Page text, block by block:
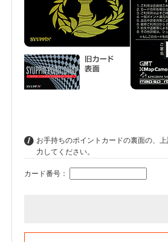
お手持ちのポイントカードの裏面の、
力してください。
カード番号：